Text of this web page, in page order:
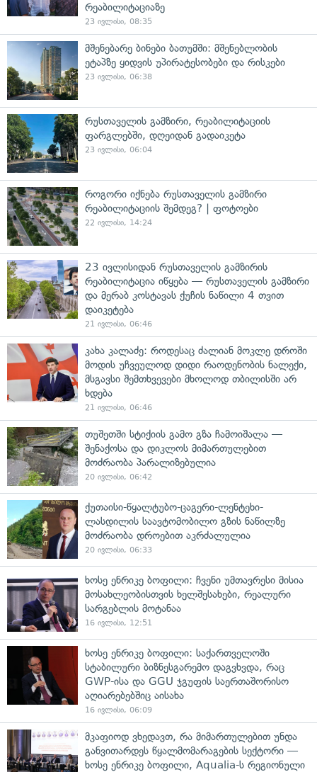
რეაბილიტაციაზე
23 ივლისი, 08:35
მშენებარე ბინები ბათუმში: მშენებლობის
ეტაპზე ყიდვის უპირატესობები და რისკები
23 ივლისი, 06:38
რუსთაველის გამზირი, რეაბილიტაციის
ფარგლებში, დღეიდან გადაიკეტა
23 ივლისი, 06:04
როგორი იქნება რუსთაველის გამზირი
რეაბილიტაციის შემდეგ? | ფოტოები
22 ივლისი, 14:24
23 ივლისიდან რუსთაველის გამზირის
რეაბილიტაცია იწყება — რუსთაველის გამზირი
და მერაბ კოსტავას ქუჩის ნაწილი 4 თვით
დაიკეტება
21 ივლისი, 06:46
კახა კალაძე: როდესაც ძალიან მოკლე დროში
მოდის უჩვეულოდ დიდი რაოდენობის ნალექი,
მსგავსი შემთხვევები მხოლოდ თბილისში არ
ხდება
21 ივლისი, 06:46
თუშეთში სტიქიის გამო გზა ჩამოიშალა —
შენაქოსა და დიკლოს მიმართულებით
მოძრაობა პარალიზებულია
20 ივლისი, 06:42
ქუთაისი-წყალტუბო-ცაგერი-ლენტეხი-
ლასდილის საავტომობილო გზის ნაწილზე
მოძრაობა დროებით აკრძალულია
20 ივლისი, 06:33
ხოსე ენრიკე ბოფილი: ჩვენი უმთავრესი მისია
მოსახლეობისთვის ხელშესახები, რეალური
სარგებლის მოტანაა
16 ივლისი, 12:51
ხოსე ენრიკე ბოფილი: საქართველოში
სტაბილური ბიზნესგარემო დაგვხვდა, რაც
GWP-ისა და GGU ჯგუფის საერთაშორისო
აღიარებებშიც აისახა
16 ივლისი, 06:09
მკაფიოდ ვხედავთ, რა მიმართულებით უნდა
განვითარდეს წყალმომარაგების სექტორი —
ხოსე ენრიკე ბოფილი, Aqualia-ს რეგიონული